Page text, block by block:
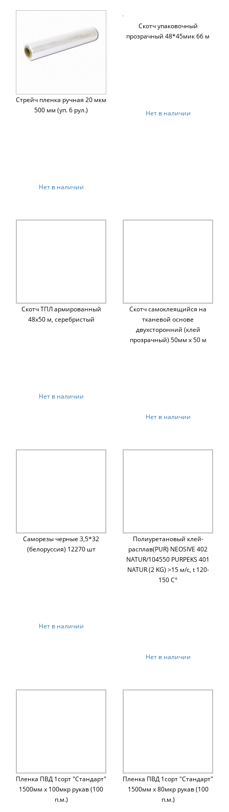
Стрейч пленка ручная 20 мкм
500 мм (уп. 6 рул.)
Нет в наличии
Скотч упаковочный
прозрачный 48*45мик 66 м
Нет в наличии
Скотч ТПЛ армированный
48х50 м, серебристый
Нет в наличии
Скотч самоклеящийся на
тканевой основе
двухсторонний (клей
прозрачный) 50мм х 50 м
Нет в наличии
Саморезы черные 3,5*32
(белоруссия) 12270 шт
Нет в наличии
Полиуретановый клей-
расплав(PUR) NEOSIVE 402
NATUR/104550 PURPEKS 401
NATUR (2 KG) >15 м/c, t 120-
150 C°
Нет в наличии
Пленка ПВД 1сорт "Стандарт"
1500мм х 100мкр рукав (100
п.м.)
Пленка ПВД 1сорт "Стандарт"
1500мм х 80мкр рукав (100
п.м.)